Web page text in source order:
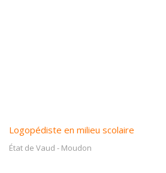
Logopédiste en milieu scolaire
État de Vaud - Moudon